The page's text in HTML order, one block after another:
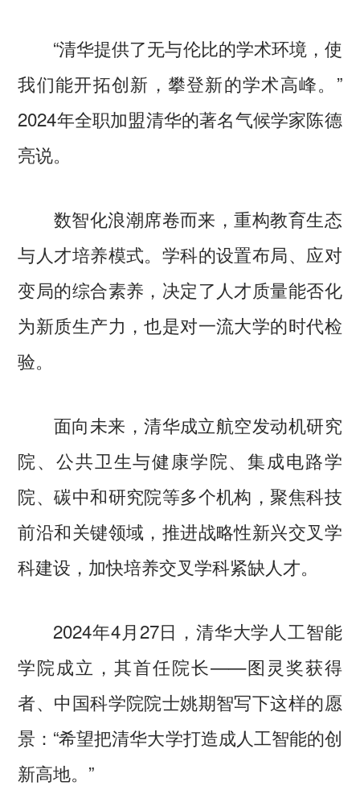
“清华提供了无与伦比的学术环境，使
我们能开拓创新，攀登新的学术高峰。”
2024年全职加盟清华的著名气候学家陈德
亮说。
数智化浪潮席卷而来，重构教育生态
与人才培养模式。学科的设置布局、应对
变局的综合素养，决定了人才质量能否化
为新质生产力，也是对一流大学的时代检
验。
面向未来，清华成立航空发动机研究
院、公共卫生与健康学院、集成电路学
院、碳中和研究院等多个机构，聚焦科技
前沿和关键领域，推进战略性新兴交叉学
科建设，加快培养交叉学科紧缺人才。
2024年4月27日，清华大学人工智能
学院成立，其首任院长——图灵奖获得
者、中国科学院院士姚期智写下这样的愿
景：“希望把清华大学打造成人工智能的创
新高地。”